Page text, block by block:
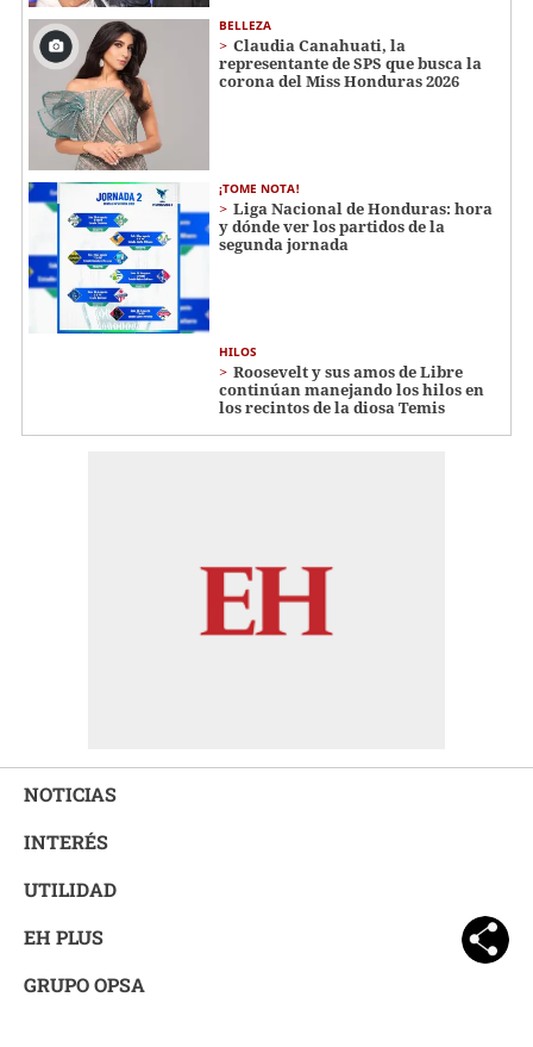
BELLEZA
Claudia Canahuati, la
representante de SPS que busca la
corona del Miss Honduras 2026
¡TOME NOTA!
Liga Nacional de Honduras: hora
y dónde ver los partidos de la
segunda jornada
HILOS
Roosevelt y sus amos de Libre
continúan manejando los hilos en
los recintos de la diosa Temis
NOTICIAS
INTERÉS
UTILIDAD
EH PLUS
GRUPO OPSA